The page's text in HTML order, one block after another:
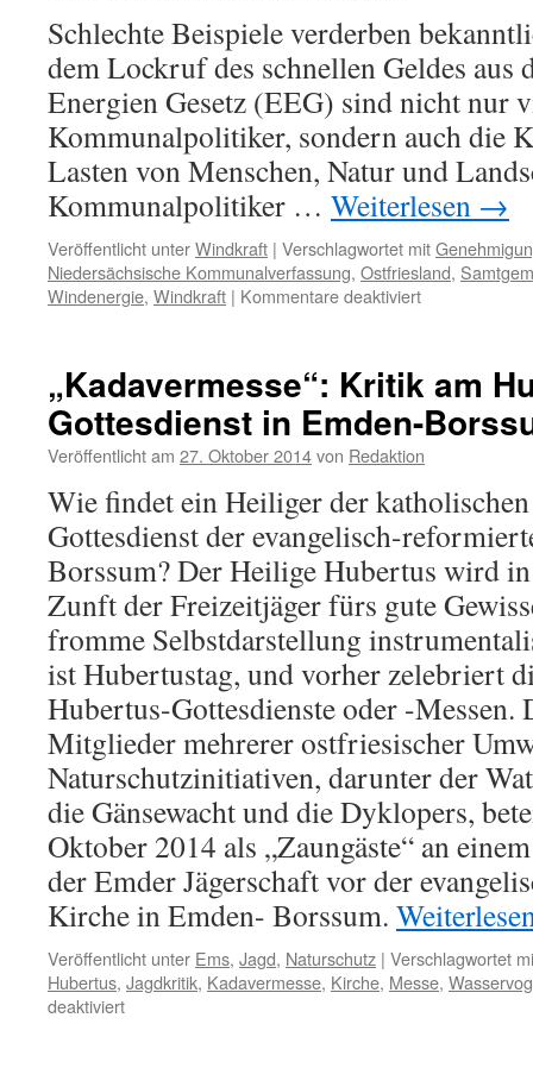
Schlechte Beispiele verderben
dem Lockruf des schnellen Geldes aus
Energien Gesetz (EEG) sind nicht nur
Kommunalpolitiker, sondern auch die
Lasten von Menschen, Natur und
Kommunalpolitiker … Weiterlesen →
Veröffentlicht unterWindkraft | Verschlagwortet mit
Niedersächsische Kommunalverfassung, Ostfriesland,
Windenergie, Windkraft | Kommentare deaktiviertfür
Ostfriesland:
Schlechte
Beispiele
verderben
guten
Sitten
Kommune
und
wollen
„Kadavermesse“: Kritik am
Gottesdienst in Emden-
Veröffentlicht am 27. Oktober 2014von Redaktion
Wie findet ein Heiliger der
Gottesdienst der evangelisch-
Borssum? Der Heilige Hubertus wird
Zunft der Freizeitjäger fürs gute
fromme Selbstdarstellung
ist Hubertustag, und vorher zelebriert
Hubertus-Gottesdienste oder -Messen.
Mitglieder mehrerer ostfriesischer
Naturschutzinitiativen, darunter der
die Gänsewacht und die Dyklopers,
Oktober 2014 als „Zaungäste“ an
der Emder Jägerschaft vor der
Kirche in Emden- Borssum.
Veröffentlicht unter Ems, Jagd, Naturschutz | Verschlagwortet
Hubertus, Jagdkritik, Kadavermesse, Kirche, Messe,
deaktiviertfür